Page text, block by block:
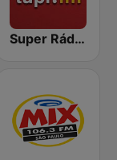
Super Rádio Tupi